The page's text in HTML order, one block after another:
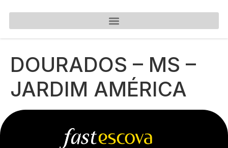
DOURADOS – MS –
JARDIM AMÉRICA